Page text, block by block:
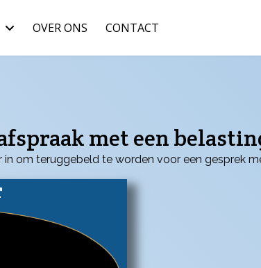
OVER ONS CONTACT
met een
om teruggebeld te worden voor een gesprek